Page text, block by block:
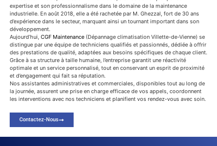
expertise et son professionnalisme dans le domaine de la maintenance
industrielle. En août 2018, elle a été rachetée par M. Ghezzal, fort de 30 ans
d’expérience dans le secteur, marquant ainsi un tournant important dans son
développement.
Aujourd’hui, CGF Maintenance (Dépannage climatisation Villette-de-Vienne) se
distingue par une équipe de techniciens qualifiés et passionnés, dédiée à offrir
des prestations de qualité, adaptées aux besoins spécifiques de chaque client.
Grâce à sa structure à taille humaine, l’entreprise garantit une réactivité
optimale et un service personnalisé, tout en conservant un esprit de proximité
et d’engagement qui fait sa réputation.
Nos assistantes administratives et commerciales, disponibles tout au long de
la journée, assurent une prise en charge efficace de vos appels, coordonnent
les interventions avec nos techniciens et planifient vos rendez-vous avec soin.
Contactez-Nous